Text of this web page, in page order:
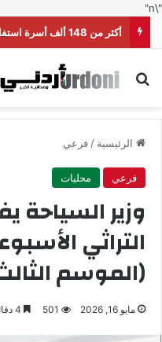
"\n"
بحث عن
الرئيسية /فرعي
فرعي محليات
وزير السياحة
التراثي
(الموسم
مايو 16, 2026 501